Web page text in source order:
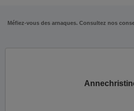
Méfiez-vous des arnaques. Consultez nos